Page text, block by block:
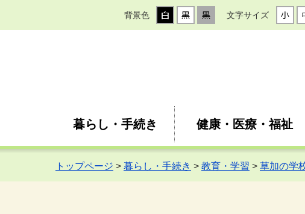
背景色 文字サイズ
暮らし・手続き 健康・医療・福祉
トップページ > 暮らし・手続き > 教育・学習 > 草加の学